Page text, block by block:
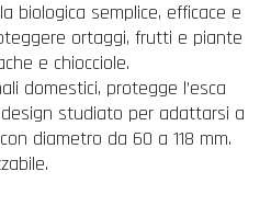
biologica semplice, efficace e
ortaggi, frutti e piante
e chiocciole.
domestici, protegge l’esca
studiato per adattarsi a
diametro da 60 a 118 mm.